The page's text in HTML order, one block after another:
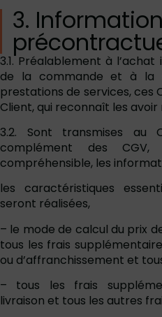
3.
3.1. Préalablement à
de la commande et à la
prestations de services, ces
Client, qui reconnaît les avoir
3.2. Sont transmises au
complément des
compréhensible, les
les caractéristiques
seront réalisées,
– le mode de calcul du prix
tous les frais
ou d’affranchissement et
– tous les frais
livraison et tous les autres